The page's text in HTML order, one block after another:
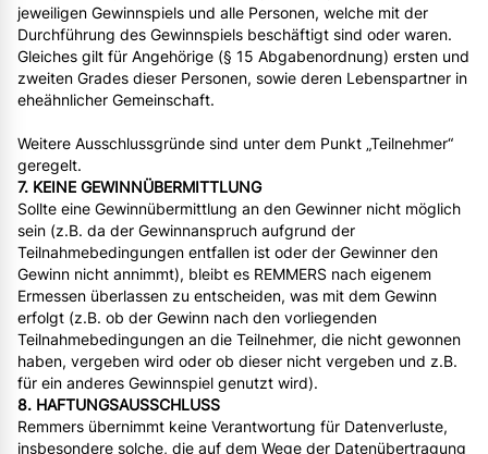
jeweiligen Gewinnspiels und alle Personen, welche mit der
Durchführung des Gewinnspiels beschäftigt sind oder waren.
Gleiches gilt für Angehörige (§ 15 Abgabenordnung) ersten und
zweiten Grades dieser Personen, sowie deren Lebenspartner in
eheähnlicher Gemeinschaft.
Weitere Ausschlussgründe sind unter dem Punkt „Teilnehmer“
geregelt.
7. KEINE GEWINNÜBERMITTLUNG
Sollte eine Gewinnübermittlung an den Gewinner nicht möglich
sein (z.B. da der Gewinnanspruch aufgrund der
Teilnahmebedingungen entfallen ist oder der Gewinner den
Gewinn nicht annimmt), bleibt es REMMERS nach eigenem
Ermessen überlassen zu entscheiden, was mit dem Gewinn
erfolgt (z.B. ob der Gewinn nach den vorliegenden
Teilnahmebedingungen an die Teilnehmer, die nicht gewonnen
haben, vergeben wird oder ob dieser nicht vergeben und z.B.
für ein anderes Gewinnspiel genutzt wird).
8. HAFTUNGSAUSSCHLUSS
Remmers übernimmt keine Verantwortung für Datenverluste,
insbesondere solche, die auf dem Wege der Datenübertragung